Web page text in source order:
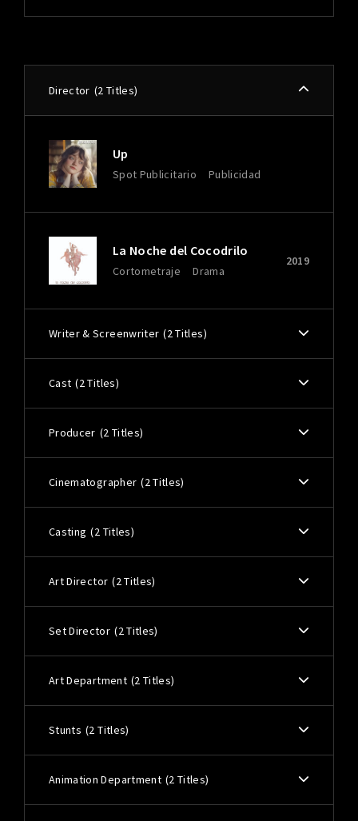
Director 2 Titles
Up
Spot Publicitario Publicidad
La Noche del Cocodrilo
Cortometraje Drama
2019
Writer & Screenwriter 2 Titles
Cast 2 Titles
Producer 2 Titles
Cinematographer 2 Titles
Casting 2 Titles
Art Director 2 Titles
Set Director 2 Titles
Art Department 2 Titles
Stunts 2 Titles
Animation Department 2 Titles